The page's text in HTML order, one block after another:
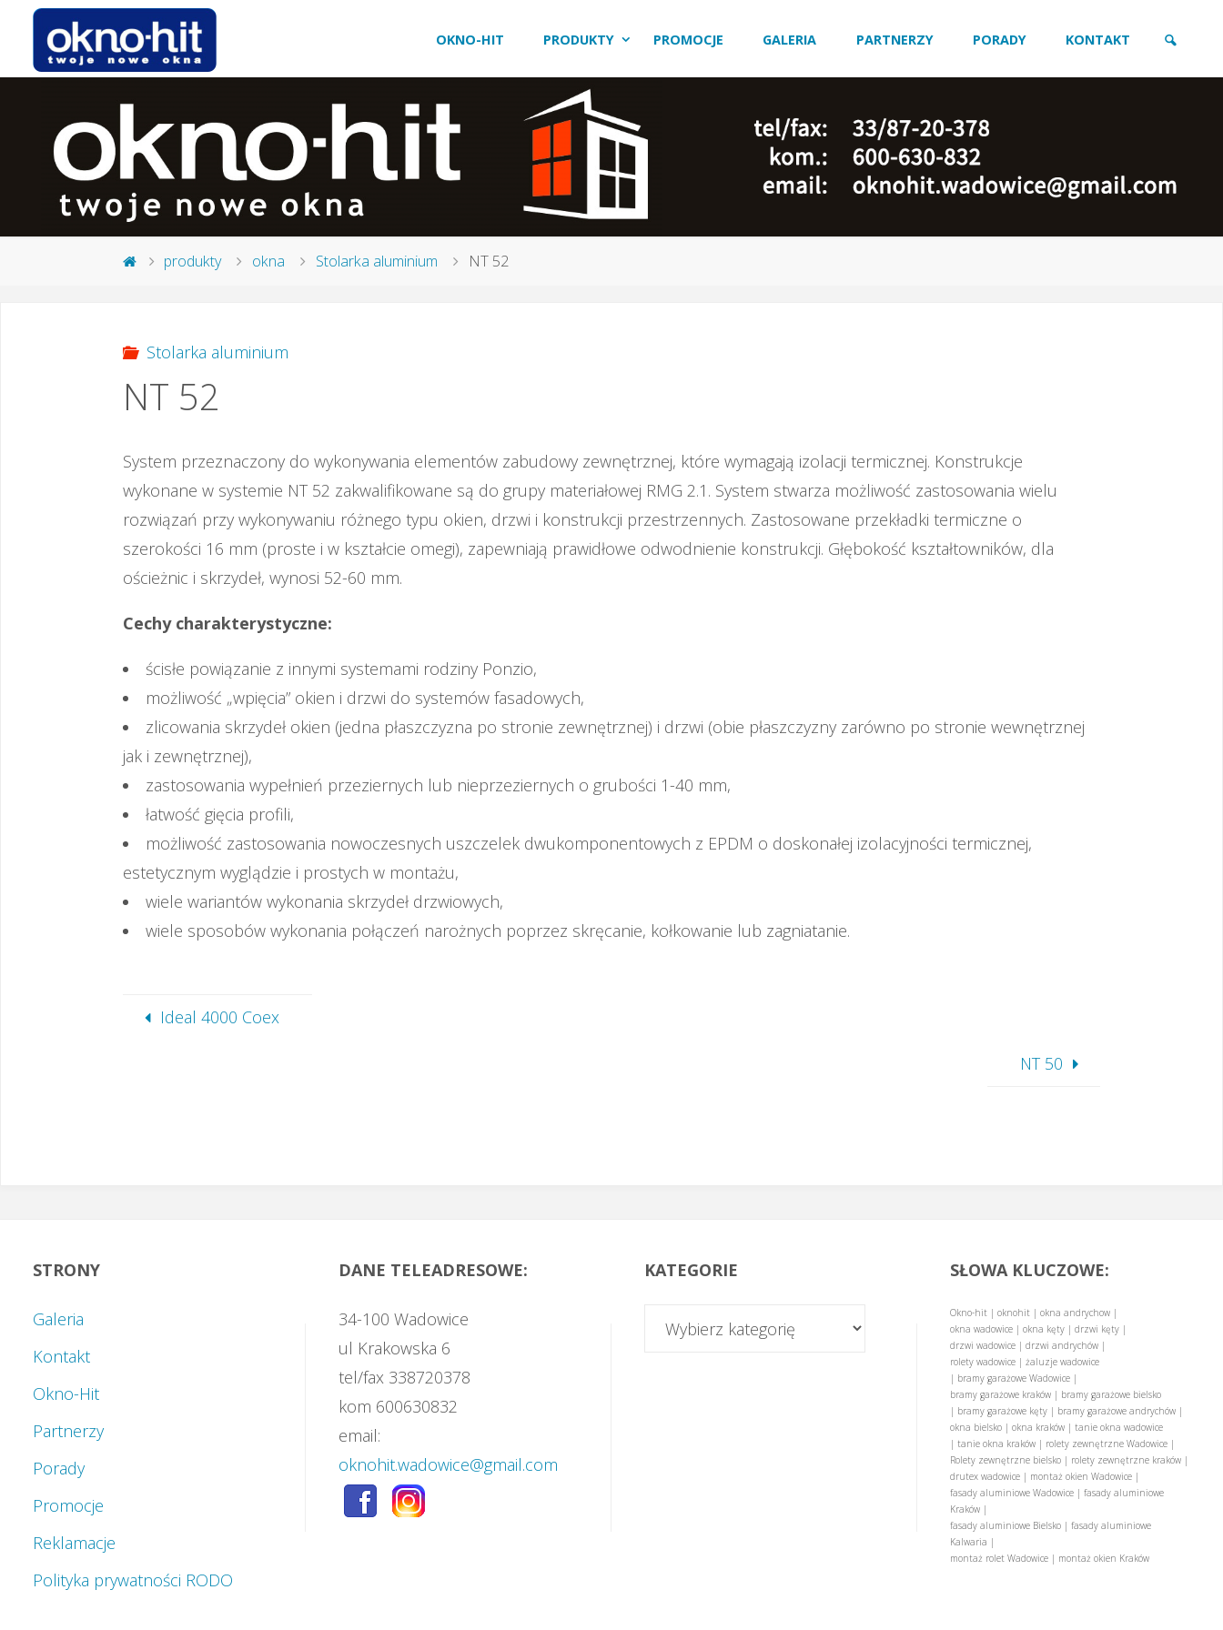
OKNO-HIT PRODUKTY PROMOCJE GALERIA PARTNERZY PORADY KONTAKT
produkty okna Stolarka aluminium NT 52
Stolarka aluminium
NT 52
System przeznaczony do wykonywania elementów zabudowy zewnętrznej, które wymagają izolacji termicznej. Konstrukcje
wykonane w systemie NT 52 zakwalifikowane są do grupy materiałowej RMG 2.1. System stwarza możliwość zastosowania wielu
rozwiązań przy wykonywaniu różnego typu okien, drzwi i konstrukcji przestrzennych. Zastosowane przekładki termiczne o
szerokości 16 mm (proste i w kształcie omegi), zapewniają prawidłowe odwodnienie konstrukcji. Głębokość kształtowników, dla
ościeżnic i skrzydeł, wynosi 52-60 mm.
Cechy charakterystyczne:
ścisłe powiązanie z innymi systemami rodziny Ponzio,
możliwość „wpięcia” okien i drzwi do systemów fasadowych,
zlicowania skrzydeł okien (jedna płaszczyzna po stronie zewnętrznej) i drzwi (obie płaszczyzny zarówno po stronie wewnętrznej
jak i zewnętrznej),
zastosowania wypełnień przeziernych lub nieprzeziernych o grubości 1-40 mm,
łatwość gięcia profili,
możliwość zastosowania nowoczesnych uszczelek dwukomponentowych z EPDM o doskonałej izolacyjności termicznej,
estetycznym wyglądzie i prostych w montażu,
wiele wariantów wykonania skrzydeł drzwiowych,
wiele sposobów wykonania połączeń narożnych poprzez skręcanie, kołkowanie lub zagniatanie.
Ideal 4000 Coex
NT 50
STRONY
Galeria
Kontakt
Okno-Hit
Partnerzy
Porady
Promocje
Reklamacje
Polityka prywatności RODO
DANE TELEADRESOWE:
34-100 Wadowice
ul Krakowska 6
tel/fax 338720378
kom 600630832
email:
oknohit.wadowice@gmail.com
KATEGORIE SŁOWA KLUCZOWE:
Okno-hit | oknohit | okna andrychow |
okna wadowice | okna kęty | drzwi kęty |
drzwi wadowice | drzwi andrychów |
rolety wadowice | żaluzje wadowice
| bramy garażowe Wadowice |
bramy garażowe kraków | bramy garażowe bielsko
| bramy garażowe kęty | bramy garażowe andrychów |
okna bielsko | okna kraków | tanie okna wadowice
| tanie okna kraków | rolety zewnętrzne Wadowice |
Rolety zewnętrzne bielsko | rolety zewnętrzne kraków |
drutex wadowice | montaż okien Wadowice |
fasady aluminiowe Wadowice | fasady aluminiowe
Kraków |
fasady aluminiowe Bielsko | fasady aluminiowe
Kalwaria |
montaż rolet Wadowice | montaż okien Kraków